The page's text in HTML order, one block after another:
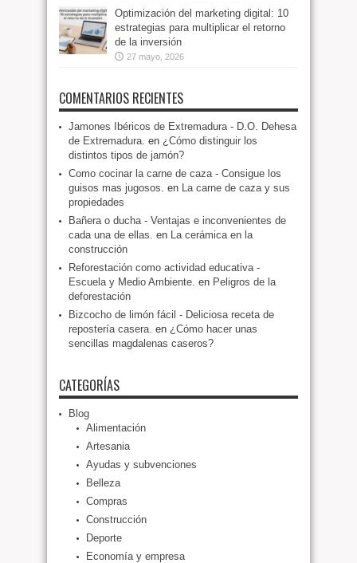
Optimización del marketing digital: 10
estrategias para multiplicar el retorno
de la inversión
27 mayo, 2026
COMENTARIOS RECIENTES
Jamones Ibéricos de Extremadura - D.O. Dehesa
de Extremadura. en ¿Cómo distinguir los
distintos tipos de jamón?
Como cocinar la carne de caza - Consigue los
guisos mas jugosos. en La carne de caza y sus
propiedades
Bañera o ducha - Ventajas e inconvenientes de
cada una de ellas. en La cerámica en la
construcción
Reforestación como actividad educativa -
Escuela y Medio Ambiente. en Peligros de la
deforestación
Bizcocho de limón fácil - Deliciosa receta de
repostería casera. en ¿Cómo hacer unas
sencillas magdalenas caseros?
CATEGORÍAS
Blog
Alimentación
Artesania
Ayudas y subvenciones
Belleza
Compras
Construcción
Deporte
Economía y empresa